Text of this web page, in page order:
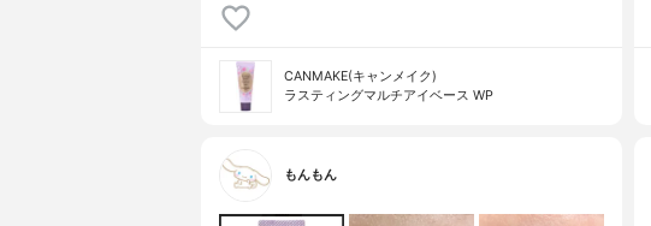
CANMAKE(キャンメイク)
ラスティングマルチアイベース WP
もんもん